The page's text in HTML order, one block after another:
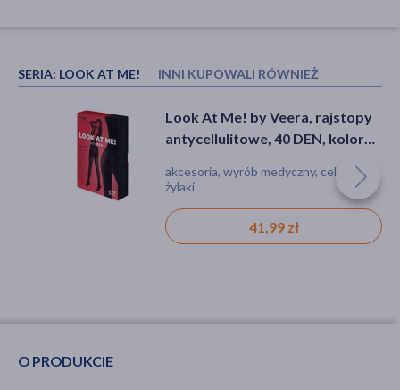
SERIA: LOOK AT ME! INNI KUPOWALI RÓWNIEŻ
Look At Me! by Veera,
antycellulitowe spodenki, kolor
akcesoria, wyrób medyczny, cellulit
48,99 zł
Look At Me! by Veera, rajstopy
antycellulitowe, 40 DEN, kolor
akcesoria, wyrób medyczny, cellulit,
żylaki
41,99 zł
O PRODUKCIE